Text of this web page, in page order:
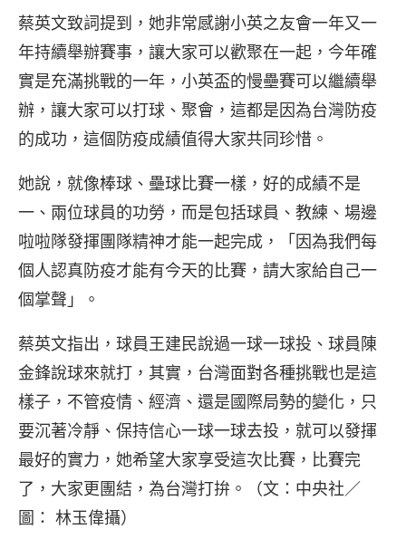
蔡英文致詞提到，她非常感謝小英之友會一年又一
年持續舉辦賽事，讓大家可以歡聚在一起，今年確
實是充滿挑戰的一年，小英盃的慢壘賽可以繼續舉
辦，讓大家可以打球、聚會，這都是因為台灣防疫
的成功，這個防疫成績值得大家共同珍惜。
她說，就像棒球、壘球比賽一樣，好的成績不是
一、兩位球員的功勞，而是包括球員、教練、場邊
啦啦隊發揮團隊精神才能一起完成，「因為我們每
個人認真防疫才能有今天的比賽，請大家給自己一
個掌聲」。
蔡英文指出，球員王建民說過一球一球投、球員陳
金鋒說球來就打，其實，台灣面對各種挑戰也是這
樣子，不管疫情、經濟、還是國際局勢的變化，只
要沉著冷靜、保持信心一球一球去投，就可以發揮
最好的實力，她希望大家享受這次比賽，比賽完
了，大家更團結，為台灣打拚。（文：中央社／
圖： 林玉偉攝）